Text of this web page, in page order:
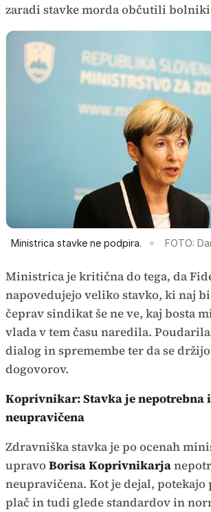
zaradi stavke morda občutili
Ministrica stavke ne podpira. FOTO:
Ministrica je kritična do tega, da
napovedujejo veliko stavko, ki naj
čeprav sindikat še ne ve, kaj bosta
vlada v tem času naredila.
dialog in spremembe ter da se
dogovorov.
Koprivnikar: Stavka je nepotrebna
neupravičena
Zdravniška stavka je po ocenah
upravoBorisa Koprivnikarja
neupravičena. Kot je dejal,
plač in tudi glede standardov in